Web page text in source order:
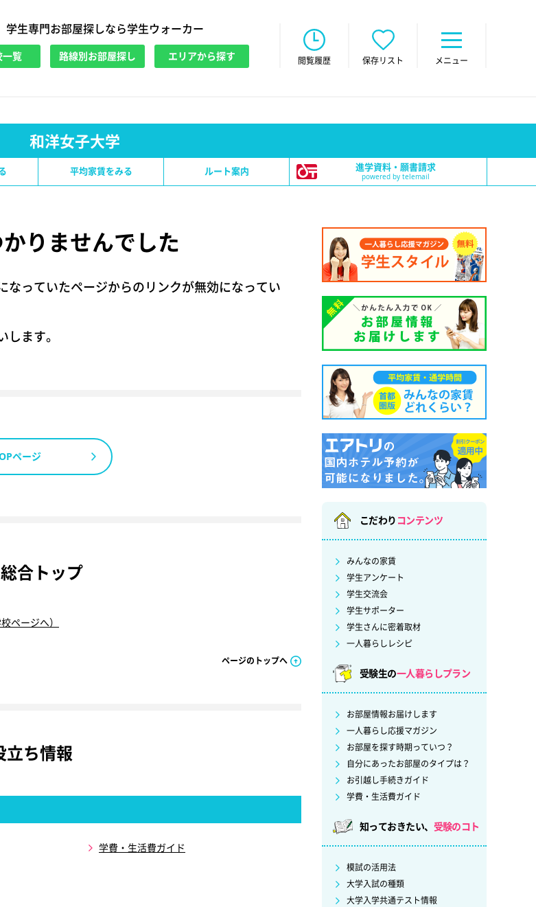
生専門お部屋探しなら学生ウォーカー
一覧 路線別お部屋探し エリアから探す 閲覧履歴 保存リスト メニュー
和洋女子大学
平均家賃をみる ルート案内 進学資料・願書請求
powered by telemail
りませんでした
っていたページからのリンクが無効になってい
ます。
ページ
総合トップ
ページへ）
ページのトップへ
立ち情報
学費・生活費ガイド
こだわり コンテンツ
みんなの家賃
学生アンケート
学生交流会
学生サポーター
学生さんに密着取材
一人暮らしレシピ
受験生の一人暮らしプラン
お部屋情報お届けします
一人暮らし応援マガジン
お部屋を探す時期っていつ？
自分にあったお部屋のタイプは？
お引越し手続きガイド
学費・生活費ガイド
知っておきたい、 受験のコト
模試の活用法
大学入試の種類
大学入学共通テスト情報